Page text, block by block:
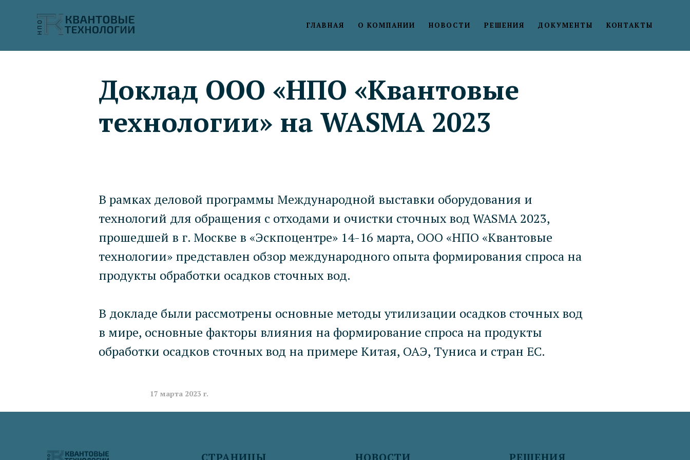
ГЛАВНАЯ О КОМПАНИИ НОВОСТИ РЕШЕНИЯ ДОКУМЕНТЫ КОНТАКТЫ
Доклад ООО «НПО «Квантовые
технологии» на WASMA 2023
В рамках деловой программы Международной выставки оборудования и
технологий для обращения с отходами и очистки сточных вод WASMA 2023,
прошедшей в г. Москве в «Эскпоцентре» 14-16 марта, ООО «НПО «Квантовые
технологии» представлен обзор международного опыта формирования спроса на
продукты обработки осадков сточных вод.
В докладе были рассмотрены основные методы утилизации осадков сточных вод
в мире, основные факторы влияния на формирование спроса на продукты
обработки осадков сточных вод на примере Китая, ОАЭ, Туниса и стран ЕС.
17 марта 2023 г.
СТРАНИЦЫ НОВОСТИ РЕШЕНИЯ